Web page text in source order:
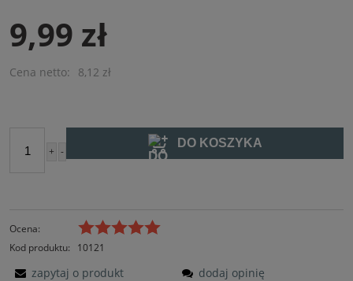
9,99 zł
Cena netto: 8,12 zł
+ -
DO KOSZYKA
Ocena:
Kod produktu:
10121
zapytaj o produkt dodaj opinię